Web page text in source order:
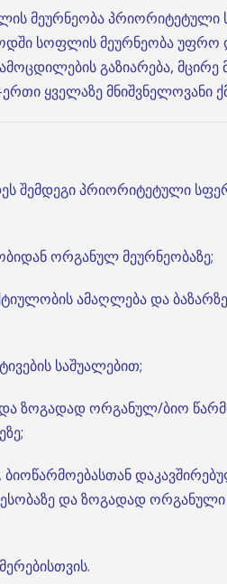
მეურნეობა პრიორიტეტული
სოფლის მეურნეობა
გაზიარება, მცირე
ყველაზე მნიშვნელოვანი
შემდეგი პრიორიტეტული
ორგანულ მეურნეობაზე;
ამაღლება და
საშუალებით;
ზოგადად ორგანულ/ბიო
და ზოგადად